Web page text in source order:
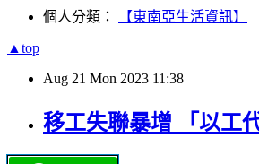
個人分類： 【東南亞生活資訊】
▲top
Aug 21 Mon 2023 11:38
移工失聯暴增 「以工